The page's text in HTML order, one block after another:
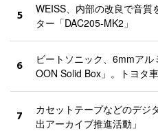
5
WEISS、内部の改良で音質
ター「DAC205-MK2」
6
ビートソニック、6mmア
OON Solid Box」。トヨタ
7
カセットテープなどのデジ
出アーカイブ推進活動」